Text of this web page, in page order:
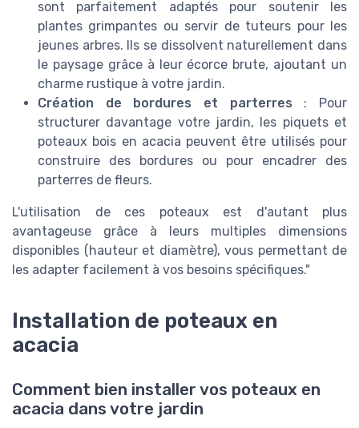
sont parfaitement adaptés pour soutenir les
plantes grimpantes ou servir de tuteurs pour les
jeunes arbres. Ils se dissolvent naturellement dans
le paysage grâce à leur écorce brute, ajoutant un
charme rustique à votre jardin.
Création de bordures et parterres : Pour
structurer davantage votre jardin, les piquets et
poteaux bois en acacia peuvent être utilisés pour
construire des bordures ou pour encadrer des
parterres de fleurs.
L'utilisation de ces poteaux est d'autant plus
avantageuse grâce à leurs multiples dimensions
disponibles (hauteur et diamètre), vous permettant de
les adapter facilement à vos besoins spécifiques."
Installation de poteaux en
acacia
Comment bien installer vos poteaux en
acacia dans votre jardin